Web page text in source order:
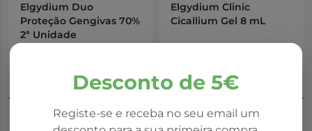
Desconto de 5€
Registe-se e receba no seu email um
Elgydium Duo
Proteção Gengivas 70%
2ª Unidade
Adicionar ao Carrinho
Elgydium Clinic
Cicallium Gel 8 mL
Adicionar ao Carrinho